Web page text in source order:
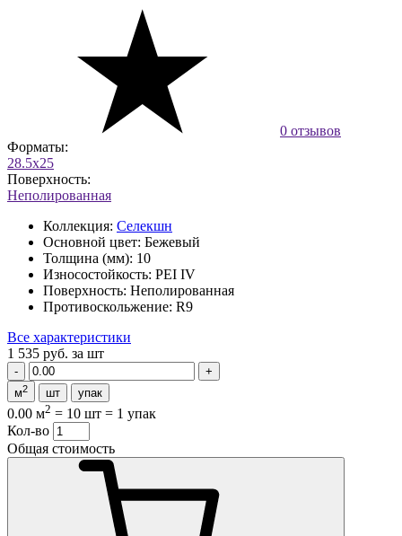
0 отзывов
Форматы:
28.5x25
Поверхность:
Неполированная
Коллекция: Селекшн
Основной цвет: Бежевый
Толщина (мм): 10
Износостойкость: PEI IV
Поверхность: Неполированная
Противоскольжение: R9
Все характеристики
1 535 руб. за шт
м2 шт упак
0.00 м2 = 10 шт = 1 упак
Кол-во
Общая стоимость